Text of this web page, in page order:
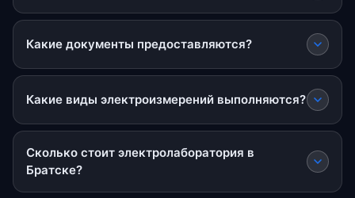
Какие документы предоставляются?
Какие виды электроизмерений выполняются?
Сколько стоит электролаборатория в
Братске?